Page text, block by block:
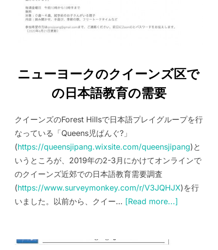
ニューヨークのクイーンズ区で
の日本語教育の需要
クイーンズのForest Hillsで日本語プレイグループを行
なっている「Queens児ぱんぐ?」
(https://queensjipang.wixsite.com/queensjipang)と
いうところが、2019年の2-3月にかけてオンラインで
のクイーンズ近郊での日本語教育需要調査
(https://www.surveymonkey.com/r/V3JQHJX)を行
いました。以前から、クイー… [Read more...]